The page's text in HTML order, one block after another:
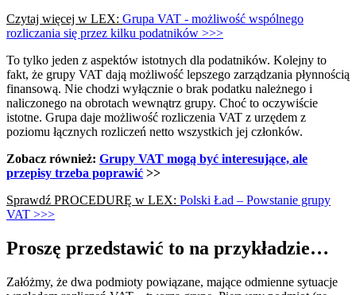
Czytaj więcej w LEX: Grupa VAT - możliwość wspólnego
rozliczania się przez kilku podatników >>>
To tylko jeden z aspektów istotnych dla podatników. Kolejny to
fakt, że grupy VAT dają możliwość lepszego zarządzania płynnością
finansową. Nie chodzi wyłącznie o brak podatku należnego i
naliczonego na obrotach wewnątrz grupy. Choć to oczywiście
istotne. Grupa daje możliwość rozliczenia VAT z urzędem z
poziomu łącznych rozliczeń netto wszystkich jej członków.
Zobacz również: Grupy VAT mogą być interesujące, ale
przepisy trzeba poprawić >>
Sprawdź PROCEDURĘ w LEX: Polski Ład – Powstanie grupy
VAT >>>
Proszę przedstawić to na przykładzie…
Załóżmy, że dwa podmioty powiązane, mające odmienne sytuacje